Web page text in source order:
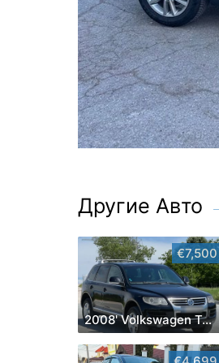
Другие Авто
€7,500
2008' Volkswagen Touareg